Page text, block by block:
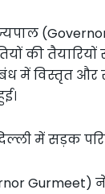
की
में विस्तृत और
Gurmeet)